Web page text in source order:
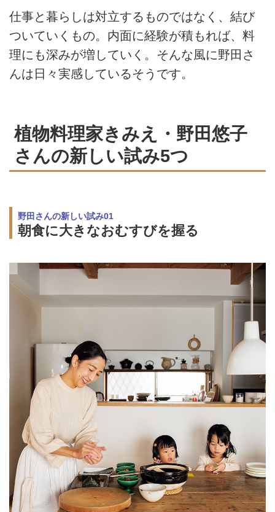
仕事と暮らしは対立するものではなく、結び
ついていくもの。内面に経験が積もれば、料
理にも深みが増していく。そんな風に野田さ
んは日々実感しているそうです。
植物料理家きみえ・野田悠子
さんの新しい試み5つ
野田さんの新しい試み01
朝食に大きなおむすびを握る